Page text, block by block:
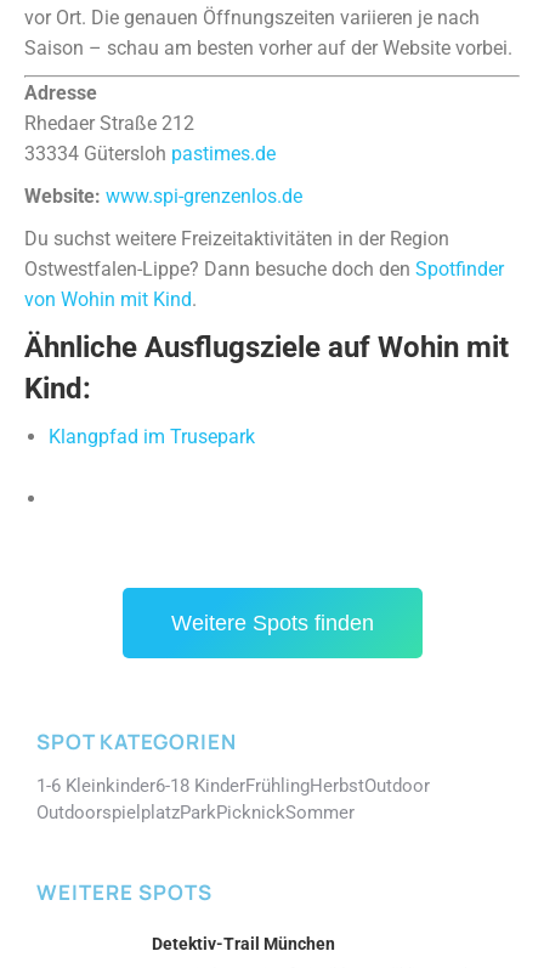
vor Ort. Die genauen Öffnungszeiten variieren je nach
Saison – schau am besten vorher auf der Website vorbei.
Adresse
Rhedaer Straße 212
33334 Gütersloh pastimes.de
Website: www.spi-grenzenlos.de
Du suchst weitere Freizeitaktivitäten in der Region
Ostwestfalen-Lippe? Dann besuche doch den Spotfinder
von Wohin mit Kind.
Ähnliche Ausflugsziele auf Wohin mit
Kind:
Klangpfad im Trusepark
Weitere Spots finden
SPOT KATEGORIEN
1-6 Kleinkinder6-18 KinderFrühlingHerbstOutdoor
OutdoorspielplatzParkPicknickSommer
WEITERE SPOTS
Detektiv-Trail München